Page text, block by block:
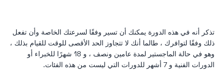
تذكر أنه في هذه الدورة يمكنك أن تسير وفقًا لسرعتك الخاصة وأن تفعل
ذلك وفقًا لتوافرك ، طالما أنك لا تتجاوز الحد الأقصى للوقت للقيام بذلك ،
وهو في حالة الماجستير لمدة عامين ونصف ، و 18 شهرًا للخبراء أو
الدورات الفنية و 7 أشهر للدورات التي ليست من هذه الفئات.